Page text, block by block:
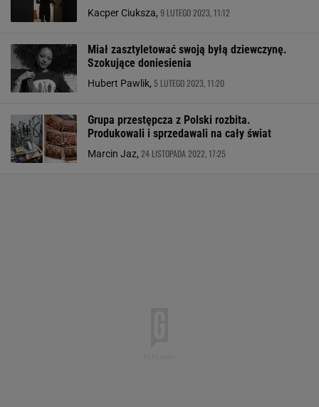
Kacper Ciuksza, 9 LUTEGO 2023, 11:12
Miał zasztyletować swoją byłą dziewczynę.
Szokujące doniesienia
Hubert Pawlik, 5 LUTEGO 2023, 11:20
Grupa przestępcza z Polski rozbita.
Produkowali i sprzedawali na cały świat
Marcin Jaz, 24 LISTOPADA 2022, 17:25